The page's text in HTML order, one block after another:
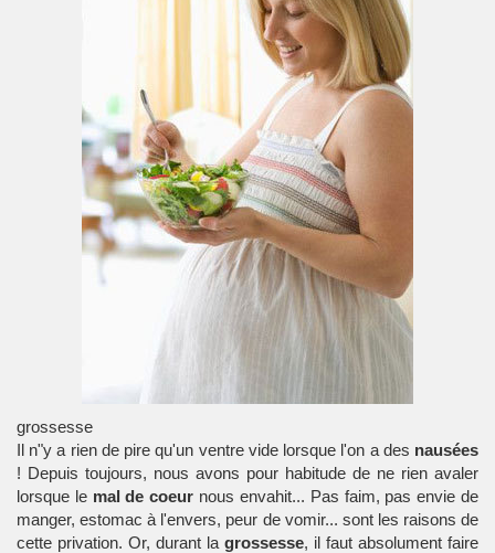
grossesse
Il n"y a rien de pire qu'un ventre vide lorsque l'on a des nausées
! Depuis toujours, nous avons pour habitude de ne rien avaler
lorsque le mal de coeur nous envahit... Pas faim, pas envie de
manger, estomac à l'envers, peur de vomir... sont les raisons de
cette privation. Or, durant la grossesse, il faut absolument faire